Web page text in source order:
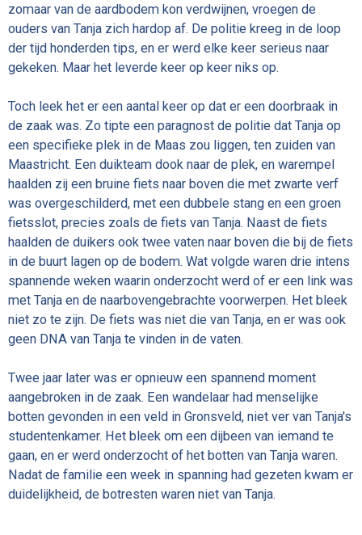
zomaar van de aardbodem kon verdwijnen, vroegen de
ouders van Tanja zich hardop af. De politie kreeg in de loop
der tijd honderden tips, en er werd elke keer serieus naar
gekeken. Maar het leverde keer op keer niks op.
Toch leek het er een aantal keer op dat er een doorbraak in
de zaak was. Zo tipte een paragnost de politie dat Tanja op
een specifieke plek in de Maas zou liggen, ten zuiden van
Maastricht. Een duikteam dook naar de plek, en warempel
haalden zij een bruine fiets naar boven die met zwarte verf
was overgeschilderd, met een dubbele stang en een groen
fietsslot, precies zoals de fiets van Tanja. Naast de fiets
haalden de duikers ook twee vaten naar boven die bij de fiets
in de buurt lagen op de bodem. Wat volgde waren drie intens
spannende weken waarin onderzocht werd of er een link was
met Tanja en de naarbovengebrachte voorwerpen. Het bleek
niet zo te zijn. De fiets was niet die van Tanja, en er was ook
geen DNA van Tanja te vinden in de vaten.
Twee jaar later was er opnieuw een spannend moment
aangebroken in de zaak. Een wandelaar had menselijke
botten gevonden in een veld in Gronsveld, niet ver van Tanja's
studentenkamer. Het bleek om een dijbeen van iemand te
gaan, en er werd onderzocht of het botten van Tanja waren.
Nadat de familie een week in spanning had gezeten kwam er
duidelijkheid, de botresten waren niet van Tanja.